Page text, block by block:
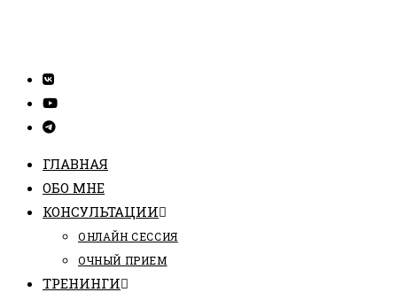
ГЛАВНАЯ
ОБО МНЕ
КОНСУЛЬТАЦИИ
ОНЛАЙН СЕССИЯ
ОЧНЫЙ ПРИЕМ
ТРЕНИНГИ